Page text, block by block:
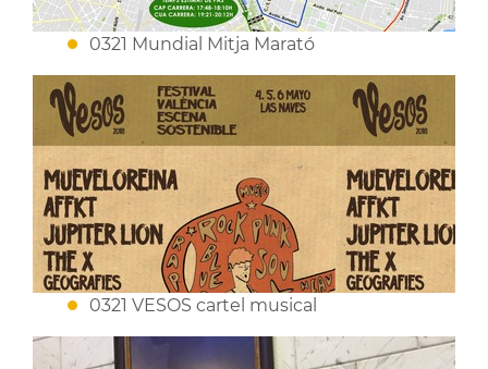
0321 Mundial Mitja Marató
0321 VESOS cartel musical